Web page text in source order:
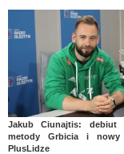
Jakub Ciunajtis: debiut
metody Grbicia i
PlusLidze